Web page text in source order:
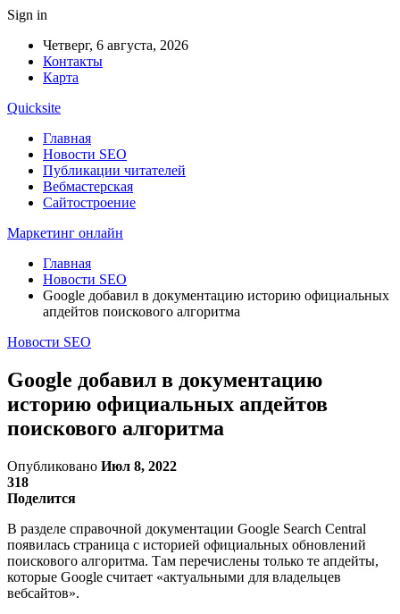
Sign in
Четверг, 6 августа, 2026
Контакты
Карта
Quicksite
Главная
Новости SEO
Публикации читателей
Вебмастерская
Сайтостроение
Маркетинг онлайн
Главная
Новости SEO
​​Google добавил в документацию историю официальных
апдейтов поискового алгоритма
Новости SEO
​​Google добавил в документацию
историю официальных апдейтов
поискового алгоритма
Опубликовано Июл 8, 2022
318
Поделится
В разделе справочной документации Google Search Central
появилась страница с историей официальных обновлений
поискового алгоритма. Там перечислены только те апдейты,
которые Google считает «актуальными для владельцев
вебсайтов».